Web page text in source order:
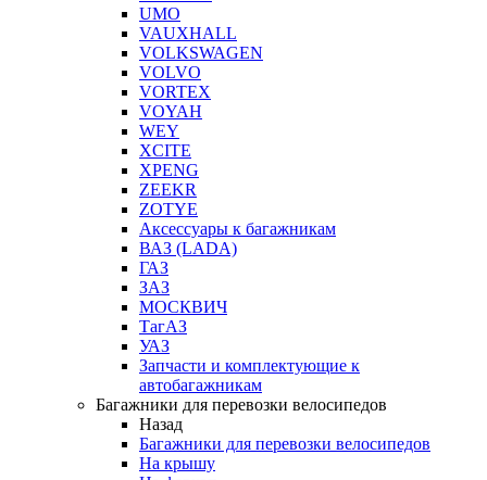
UMO
VAUXHALL
VOLKSWAGEN
VOLVO
VORTEX
VOYAH
WEY
XCITE
XPENG
ZEEKR
ZOTYE
Аксессуары к багажникам
ВАЗ (LADA)
ГАЗ
ЗАЗ
МОСКВИЧ
ТагАЗ
УАЗ
Запчасти и комплектующие к
автобагажникам
Багажники для перевозки велосипедов
Назад
Багажники для перевозки велосипедов
На крышу